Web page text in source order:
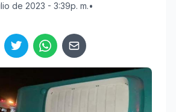
de 2023 - 3:39p. m.•